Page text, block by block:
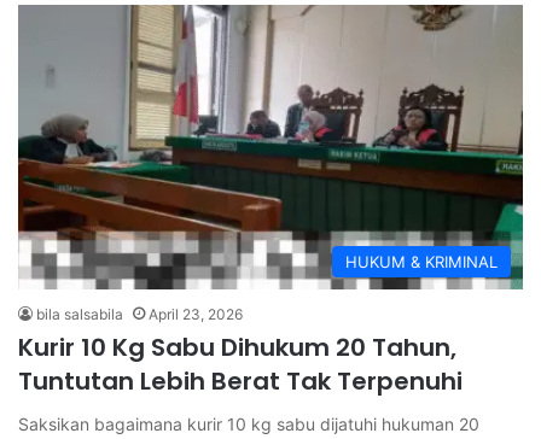
HUKUM & KRIMINAL
bila salsabila April 23, 2026
Kurir 10 Kg Sabu Dihukum 20 Tahun,
Tuntutan Lebih Berat Tak Terpenuhi
Saksikan bagaimana kurir 10 kg sabu dijatuhi hukuman 20